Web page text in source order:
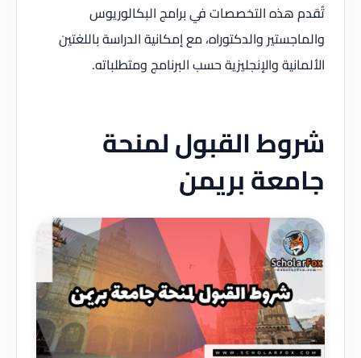
تُقدم هذه التخصصات في برامج البكالوريوس
والماجستير والدكتوراه، مع إمكانية الدراسة باللغتين
الألمانية والإنجليزية حسب البرنامج ومتطلباته.
شروط القبول لمنحة
جامعة بريمن